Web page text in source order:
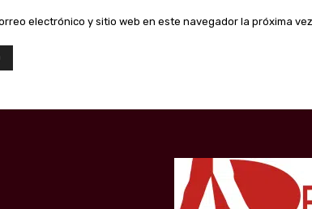
electrónico y sitio web en este navegador la próxima